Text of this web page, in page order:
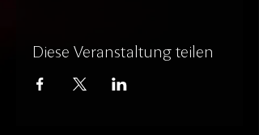
Diese Veranstaltung teilen